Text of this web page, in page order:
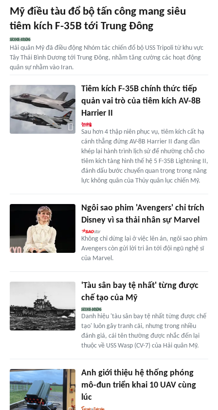
Mỹ điều tàu đổ bộ tấn công mang siêu
tiêm kích F-35B tới Trung Đông
Hải quân Mỹ đã điều động Nhóm tác chiến đổ bộ USS Tripoli từ khu vực
Tây Thái Bình Dương tới Trung Đông, nhằm tăng cường các hoạt động
quân sự nhằm vào Iran.
Tiêm kích F-35B chính thức tiếp
quản vai trò của tiêm kích AV-8B
Harrier II
Sau hơn 4 thập niên phục vụ, tiêm kích cất hạ
cánh thẳng đứng AV-8B Harrier II đang dần
khép lại hành trình lịch sử để nhường chỗ cho
tiêm kích tàng hình thế hệ 5 F-35B Lightning II,
đánh dấu bước chuyển quan trọng trong năng
lực không quân của Thủy quân lục chiến Mỹ.
Ngôi sao phim 'Avengers' chỉ trích
Disney vì sa thải nhân sự Marvel
Không chỉ dừng lại ở việc lên án, ngôi sao phim
Avengers còn gửi lời tri ân tới đội ngũ nghệ sĩ
của Marvel.
'Tàu sân bay tệ nhất' từng được
chế tạo của Mỹ
Danh hiệu 'tàu sân bay tệ nhất từng được chế
tạo' luôn gây tranh cãi, nhưng trong nhiều
đánh giá, cái tên thường được nhắc đến lại
thuộc về USS Wasp (CV-7) của Hải quân Mỹ.
Anh giới thiệu hệ thống phóng
mô-đun triển khai 10 UAV cùng
lúc